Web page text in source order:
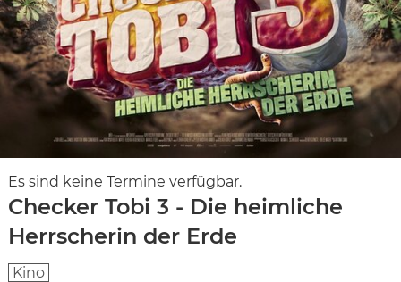
Es sind keine Termine verfügbar.
Checker Tobi 3 - Die heimliche
Herrscherin der Erde
Kino